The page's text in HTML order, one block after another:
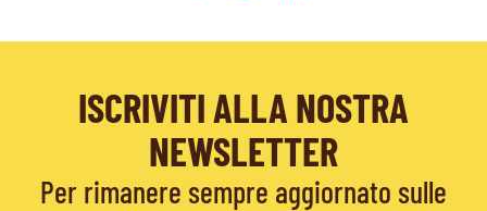
ISCRIVITI ALLA NOSTRA
NEWSLETTER
Per rimanere sempre aggiornato sulle